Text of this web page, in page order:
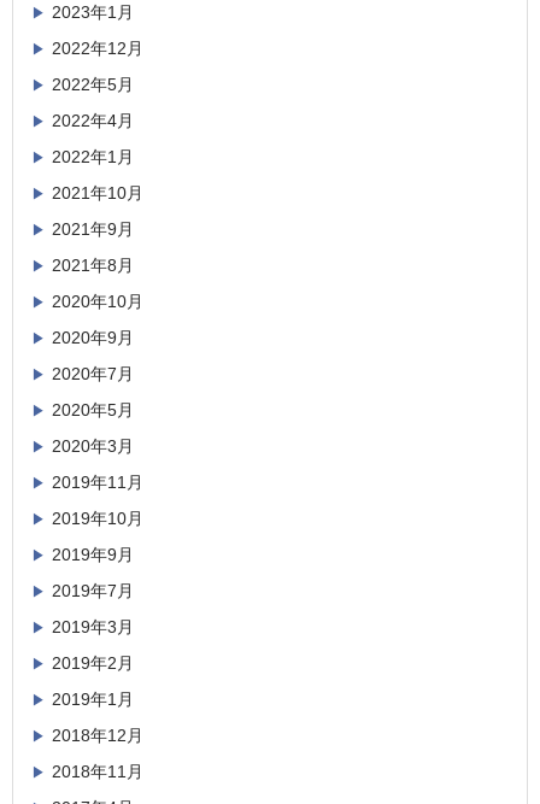
2023年1月
2022年12月
2022年5月
2022年4月
2022年1月
2021年10月
2021年9月
2021年8月
2020年10月
2020年9月
2020年7月
2020年5月
2020年3月
2019年11月
2019年10月
2019年9月
2019年7月
2019年3月
2019年2月
2019年1月
2018年12月
2018年11月